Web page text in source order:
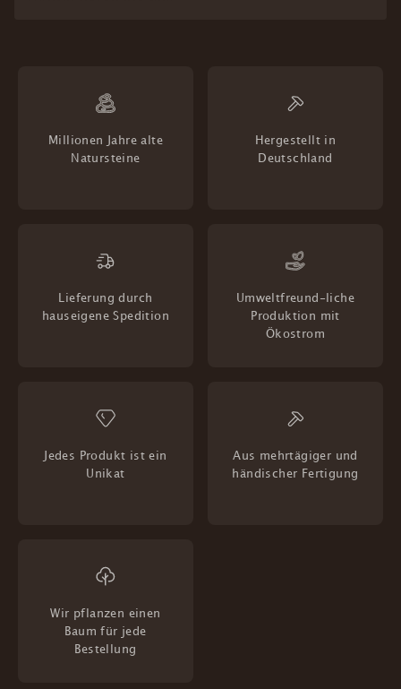
Millionen Jahre alte
Natursteine
Hergestellt in
Deutschland
Lieferung durch
hauseigene Spedition
Umweltfreund-liche
Produktion mit
Ökostrom
Jedes Produkt ist ein
Unikat
Aus mehrtägiger und
händischer Fertigung
Wir pflanzen einen
Baum für jede
Bestellung